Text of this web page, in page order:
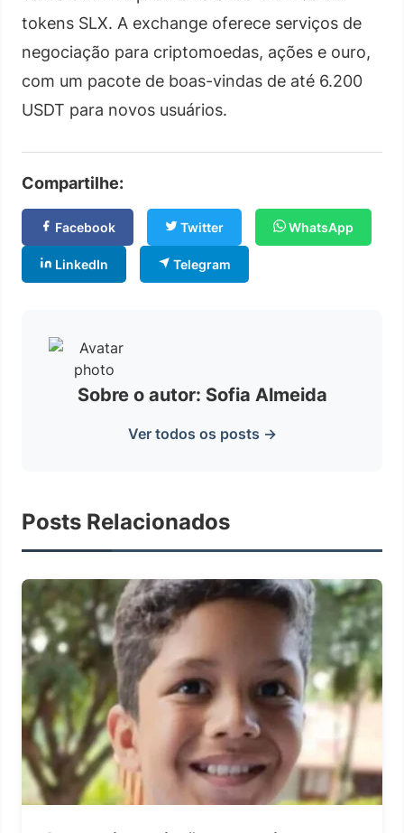
tokens SLX. A exchange oferece serviços de
negociação para criptomoedas, ações e ouro,
com um pacote de boas-vindas de até 6.200
USDT para novos usuários.
Compartilhe:
Facebook Twitter WhatsApp
LinkedIn Telegram
Sobre o autor: Sofia Almeida
Ver todos os posts →
Posts Relacionados